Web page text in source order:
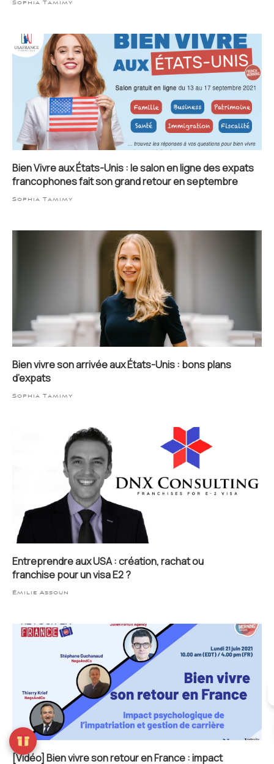
Sophia Tamimy
Bien Vivre aux États-Unis : le salon en ligne des expats
francophones fait son grand retour en septembre
Sophia Tamimy
Bien vivre son arrivée aux États-Unis : bons plans
d’expats
Sophia Tamimy
Entreprendre aux USA : création, rachat ou
franchise pour un visa E2 ?
Émilie Assoun
[Vidéo] Bien vivre son retour en France : impact